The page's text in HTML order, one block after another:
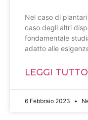
Nel caso di
caso degli altri
fondamentale
adatto alle
LEGGI
6 Febbraio 2023